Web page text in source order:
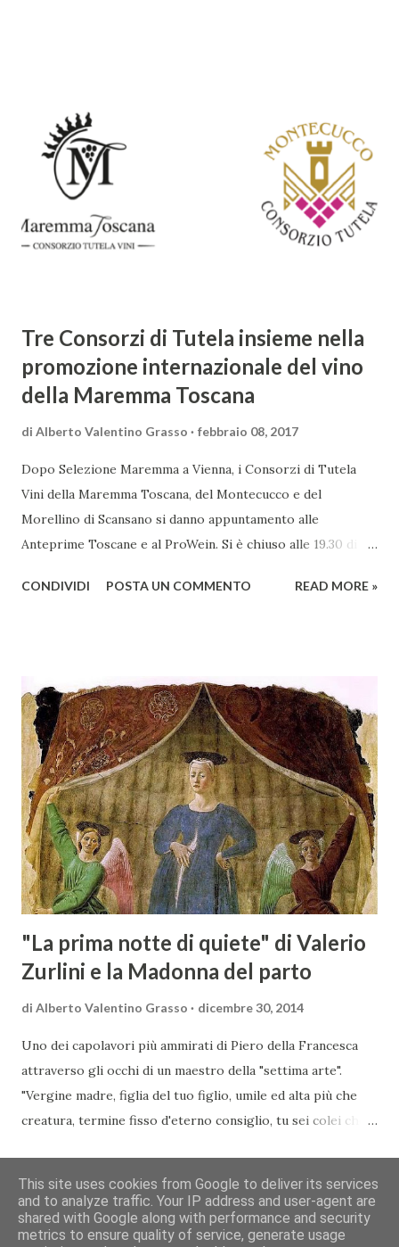
abbracciando invece i principi del Barocco: l'arte come
meraviglia, l'ostentazione della tecnica e la ricerca del
sorprendente. Marino visse in un'epoca di grandi
cambiamenti culturali e sociali, e la sua opera riflette questa
complessità. L'Adone è un poema epico-mitologico in 20
canti, composto da oltre 40.000 versi. Narra la storia
Tre Consorzi di Tutela insieme nella
promozione internazionale del vino
della Maremma Toscana
di Alberto Valentino Grasso febbraio 08, 2017
Dopo Selezione Maremma a Vienna, i Consorzi di Tutela
Vini della Maremma Toscana, del Montecucco e del
Morellino di Scansano si danno appuntamento alle
Anteprime Toscane e al ProWein. Si è chiuso alle 19.30 di
presso l’Hotel Regina di Vienna dalla società Wein & Kultur,
territorio maremmano: Consorzio Tutela Vini della
Maremma Toscana, del Montecucco e del Morellino di
Scansano. Scopo dell’iniziativa è stato quello di promuovere
le eccellenze vitivinicole della regione in Austria, un
mercato dove il potenziale di crescita è ancora molto alto,
assistendo i produttori nella creazione di contatti
commerciali con gli operatori locali. Gli organizzatori
dell’evento, Christian Bauer, austriaco ed esperto di vini e
conoscitore dei mercati di lingua tedes...
CONDIVIDI POSTA UN COMMENTO READ MORE »
"La prima notte di quiete" di Valerio
Zurlini e la Madonna del parto
di Alberto Valentino Grasso dicembre 30, 2014
Uno dei capolavori più ammirati di Piero della Francesca
attraverso gli occhi di un maestro della "settima arte".
"Vergine madre, figlia del tuo figlio, umile ed alta più che
creatura, termine fisso d'eterno consiglio, tu sei colei che
Maria a Momentana, isolata in mezzo al verde delle pendici
collinari di Monterchi, Piero della Francesca dipinse in soli
CONDIVIDI POSTA UN COMMENTO READ MORE »
Chi siamoContattiCookiePrivacyCopyright&Disclaimer
This site uses cookies from Google to deliver its services
and to analyze traffic. Your IP address and user-agent are
shared with Google along with performance and security
metrics to ensure quality of service, generate usage